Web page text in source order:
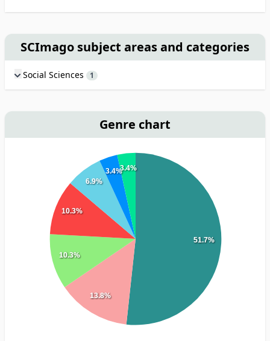
SCImago subject areas and categories
Social Sciences 1
Genre chart
51.7%
13.8%
10.3%
10.3%
6.9%
3.4%3.4%